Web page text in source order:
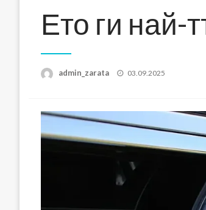
Ето ги най-
admin_zarata
Posted
03.09.2025